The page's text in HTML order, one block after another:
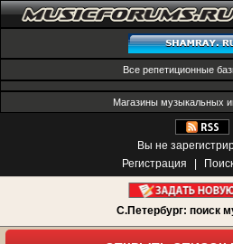
Все репетиционные
Магазины музыкальных
Вы не
Регистрация
С.Петербург: поиск